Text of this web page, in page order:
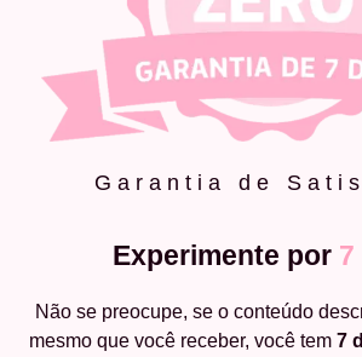
Garantia de
Experimente por 7
Não se preocupe, se o conteúdo
mesmo que você receber, você tem 7